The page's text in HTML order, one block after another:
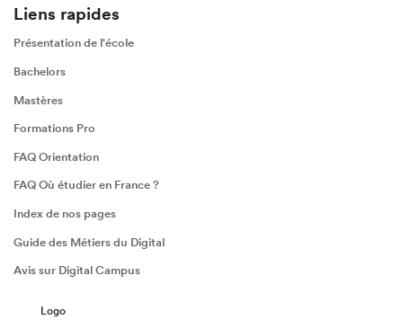
Liens rapides
Présentation de l'école
Bachelors
Mastères
Formations Pro
FAQ Orientation
FAQ Où étudier en France ?
Index de nos pages
Guide des Métiers du Digital
Avis sur Digital Campus
Logo